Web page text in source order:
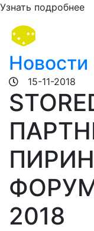
Узнать подробнее
Новости
15-11-2018
2018